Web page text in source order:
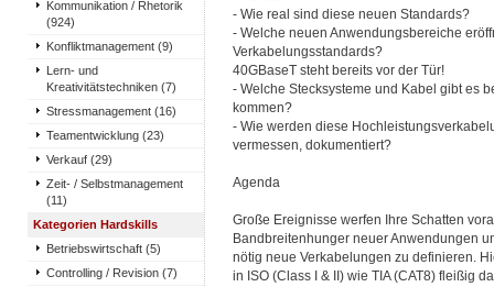
Kommunikation / Rhetorik
(924)
Konfliktmanagement (9)
Lern- und
Kreativitätstechniken (7)
Stressmanagement (16)
Teamentwicklung (23)
Verkauf (29)
Zeit- / Selbstmanagement
(11)
Kategorien Hardskills
Betriebswirtschaft (5)
Controlling / Revision (7)
- Wie real sind diese neuen Standards?
- Welche neuen Anwendungsbereiche
Verkabelungsstandards?
40GBaseT steht bereits vor der Tür!
- Welche Stecksysteme und Kabel gibt es
kommen?
- Wie werden diese
vermessen, dokumentiert?
Agenda
Große Ereignisse werfen Ihre Schatten
Bandbreitenhunger neuer Anwendungen
nötig neue Verkabelungen zu definieren.
in ISO (Class I & II) wie TIA (CAT8) fleißig